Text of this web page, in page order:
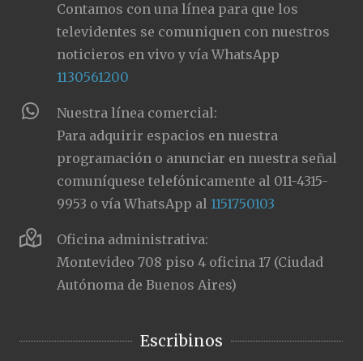
Contamos con una línea para que los
televidentes se comuniquen con nuestros
noticieros en vivo y vía WhatsApp
1130561200
Nuestra línea comercial:
Para adquirir espacios en nuestra
programación o anunciar en nuestra señal
comuníquese telefónicamente al 011-4315-
9953 o vía WhatsApp al1151750103
Oficina administrativa:
Montevideo 708 piso 4 oficina 17 (Ciudad
Autónoma de Buenos Aires)
Escribinos